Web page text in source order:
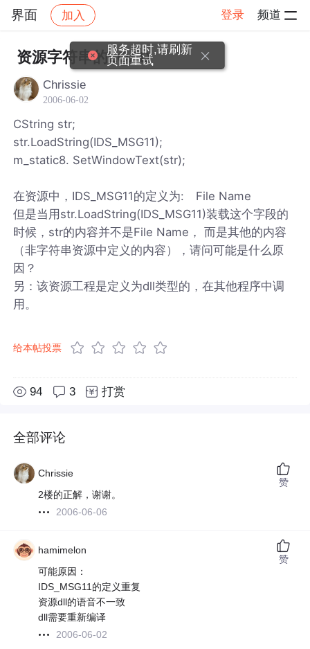
界面 加入 登录 频道
社区 界面 帖子详情
资源字符串的LOAD
Chrissie
2006-06-02
CString str;
str.LoadString(IDS_MSG11);
m_static8. SetWindowText(str);
在资源中，IDS_MSG11的定义为: File Name
但是当用str.LoadString(IDS_MSG11)装载这个字段的
时候，str的内容并不是File Name， 而是其他的内容
（非字符串资源中定义的内容），请问可能是什么原
因？
另：该资源工程是定义为dll类型的，在其他程序中调
用。
给本帖投票
94 3 打赏
全部评论
Chrissie
2楼的正解，谢谢。
2006-06-06
赞
hamimelon
可能原因：
IDS_MSG11的定义重复
资源dll的语音不一致
dll需要重新编译
2006-06-02
赞
服务超时,请刷新
页面重试